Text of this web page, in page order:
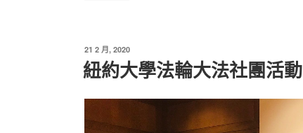
青
年
大
發
佈
於
21 2 月, 2020
紐約大學法輪大法社團活動